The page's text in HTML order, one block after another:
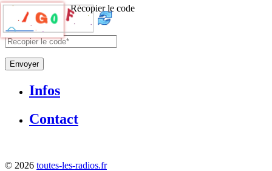
Recopier le code
Envoyer
Infos
Contact
© 2026 toutes-les-radios.fr